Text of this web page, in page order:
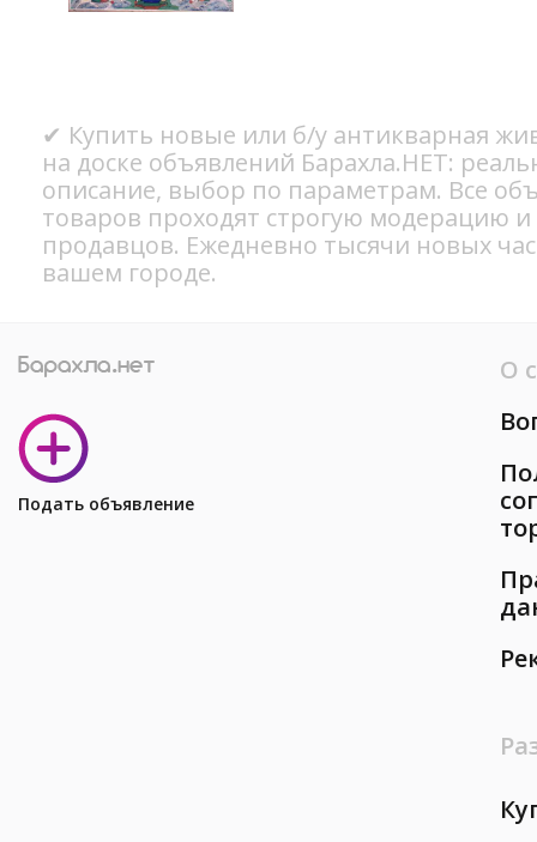
✔ Купить новые или б/у антикварная
на доске объявлений Барахла.НЕТ:
описание, выбор по параметрам. Все
товаров проходят строгую модерацию
продавцов. Ежедневно тысячи новых
вашем городе.
Подать объявление
О